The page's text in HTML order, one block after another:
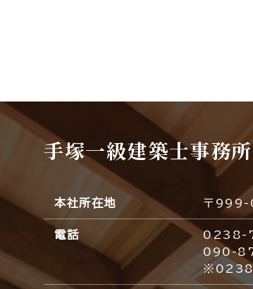
手塚一級建築士事務
本社所在地 〒999-
電話
0238-
090-
※0238-